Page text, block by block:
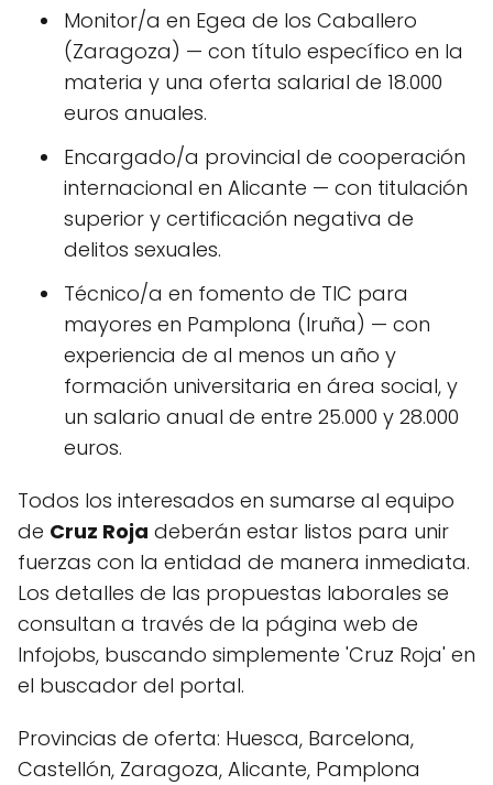
Monitor/a en Egea de los Caballero
(Zaragoza) — con título específico en la
materia y una oferta salarial de 18.000
euros anuales.
Encargado/a provincial de cooperación
internacional en Alicante — con titulación
superior y certificación negativa de
delitos sexuales.
Técnico/a en fomento de TIC para
mayores en Pamplona (Iruña) — con
experiencia de al menos un año y
formación universitaria en área social, y
un salario anual de entre 25.000 y 28.000
euros.
Todos los interesados en sumarse al equipo
de Cruz Roja deberán estar listos para unir
fuerzas con la entidad de manera inmediata.
Los detalles de las propuestas laborales se
consultan a través de la página web de
Infojobs, buscando simplemente 'Cruz Roja' en
el buscador del portal.
Provincias de oferta: Huesca, Barcelona,
Castellón, Zaragoza, Alicante, Pamplona